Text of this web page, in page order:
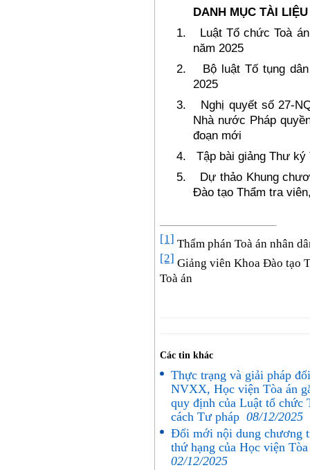
DANH MỤC TÀI
1.
Luật Tổ chức Toà
năm 2025
2.
Bộ luật Tố tụng
2025
3.
Nghị quyết số 27-
Nhà nước Pháp
đoạn mới
4.
Tập bài giảng Thư ký
5.
Dự thảo Khung
Đào tạo Thẩm tra
[1] Thẩm phán Toà án nhân
[2] Giảng viên Khoa Đào tạo
Toà án
Các tin khác
Thực trạng và giải pháp
NVXX, Học viện Tòa án
quy định của Luật tổ chức
cách Tư pháp 08/12/2025
Đổi mới nội dung chương
thứ hạng của Học viện
02/12/2025